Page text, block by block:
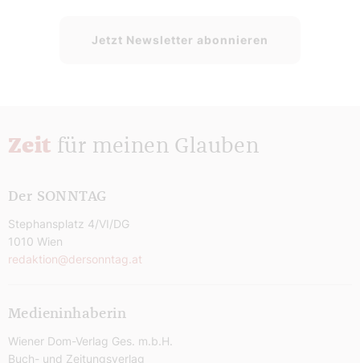
Jetzt Newsletter abonnieren
Zeit für meinen Glauben
Der SONNTAG
Stephansplatz 4/VI/DG
1010 Wien
redaktion@dersonntag.at
Medieninhaberin
Wiener Dom-Verlag Ges. m.b.H.
Buch- und Zeitungsverlag